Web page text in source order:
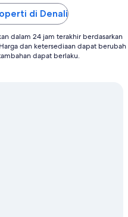
di Denali
dalam 24 jam terakhir berdasarkan
dan ketersediaan dapat berubah
dapat berlaku.